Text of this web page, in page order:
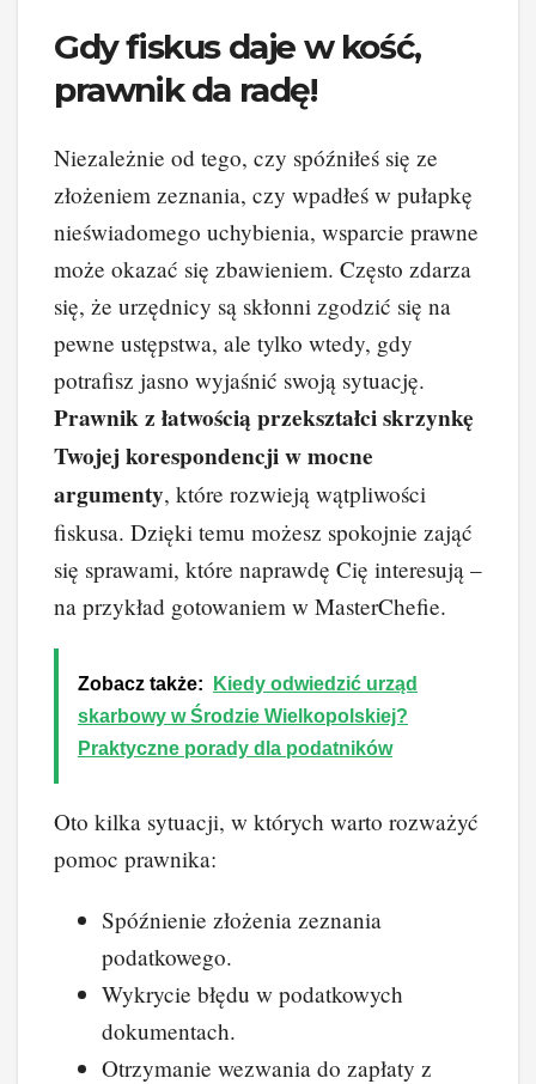
Gdy fiskus daje w kość,
prawnik da radę!
Niezależnie od tego, czy spóźniłeś się ze
złożeniem zeznania, czy wpadłeś w pułapkę
nieświadomego uchybienia, wsparcie prawne
może okazać się zbawieniem. Często zdarza
się, że urzędnicy są skłonni zgodzić się na
pewne ustępstwa, ale tylko wtedy, gdy
potrafisz jasno wyjaśnić swoją sytuację.
Prawnik z łatwością przekształci skrzynkę
Twojej korespondencji w mocne
argumenty, które rozwieją wątpliwości
fiskusa. Dzięki temu możesz spokojnie zająć
się sprawami, które naprawdę Cię interesują –
na przykład gotowaniem w MasterChefie.
Zobacz także:
Kiedy odwiedzić urząd
skarbowy w Środzie Wielkopolskiej?
Praktyczne porady dla podatników
Oto kilka sytuacji, w których warto rozważyć
pomoc prawnika:
Spóźnienie złożenia zeznania
podatkowego.
Wykrycie błędu w podatkowych
dokumentach.
Otrzymanie wezwania do zapłaty z